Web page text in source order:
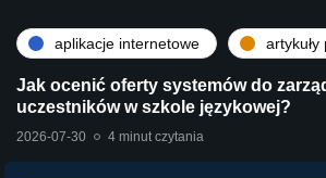
aplikacje internetowe
Jak ocenić oferty systemów do
uczestników w szkole językowej?
2026-07-30 4 minut czytania